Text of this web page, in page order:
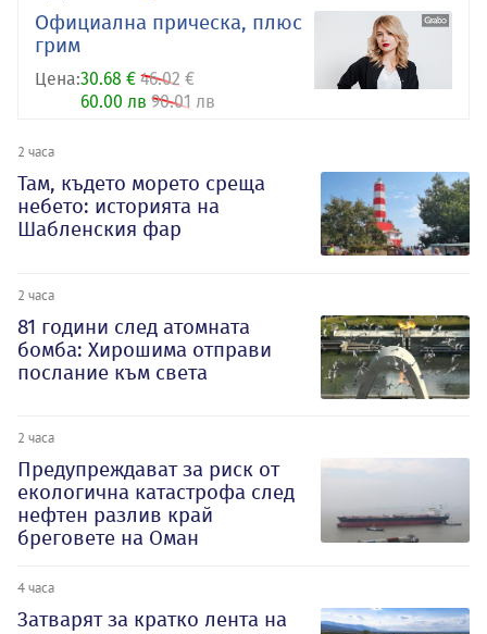
Oфициална прическа, плюс
грим
Цена:30.68 € 46.02 €
60.00 лв 90.01 лв
2 часа
Там, където морето среща
небето: историята на
Шабленския фар
2 часа
81 години след атомната
бомба: Хирошима отправи
послание към света
2 часа
Предупреждават за риск от
екологична катастрофа след
нефтен разлив край
бреговете на Оман
4 часа
Затварят за кратко лента на